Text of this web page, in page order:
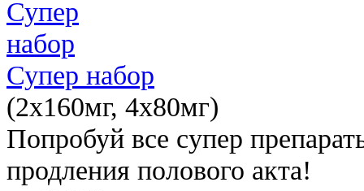
Супер набор
(2х160мг, 4х80мг)
Попробуй все супер
продления полового акта!